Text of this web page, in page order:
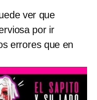
ver que
por ir
errores que en